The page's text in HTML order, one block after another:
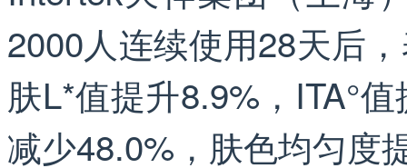
2000人连续使用28天后
肤L*值提升8.9%，ITA°
减少48.0%，肤色均匀度